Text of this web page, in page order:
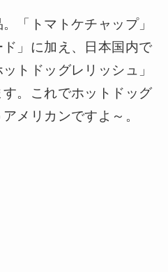
「トマトケチャップ」
」に加え、日本国内で
トドッグレリッシュ」
。これでホットドッグ
メリカンですよ～。